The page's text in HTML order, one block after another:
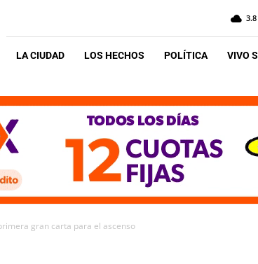
3.8
LA CIUDAD LOS HECHOS POLÍTICA VIVO
gran carta para el ascenso